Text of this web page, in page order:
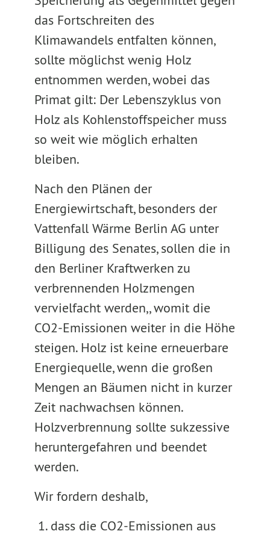
das Fortschreiten des
Klimawandels entfalten können,
sollte möglichst wenig Holz
entnommen werden, wobei das
Primat gilt: Der Lebenszyklus von
Holz als Kohlenstoffspeicher muss
so weit wie möglich erhalten
bleiben.
Nach den Plänen der
Energiewirtschaft, besonders der
Vattenfall Wärme Berlin AG unter
Billigung des Senates, sollen die in
den Berliner Kraftwerken zu
verbrennenden Holzmengen
vervielfacht werden,, womit die
CO2-Emissionen weiter in die Höhe
steigen. Holz ist keine erneuerbare
Energiequelle, wenn die großen
Mengen an Bäumen nicht in kurzer
Zeit nachwachsen können.
Holzverbrennung sollte sukzessive
heruntergefahren und beendet
werden.
Wir fordern deshalb,
1. dass die CO2-Emissionen aus